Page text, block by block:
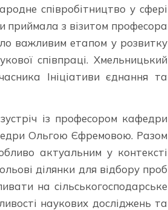
співробітництво у сфері
приймала з візитом професора
важливим етапом у розвитку
співпраці. Хмельницький
Ініціативи єднання та
із професором кафедри
Ольгою Єфремовою. Разом
актуальним у контексті
ділянки для відбору проб
на сільськогосподарське
наукових досліджень та